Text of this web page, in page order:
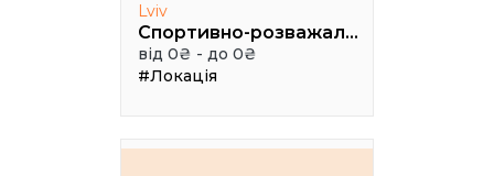
Lviv
Спортивно-розважальний комплекс "Медик"
від 0₴ - до 0₴
#Локація